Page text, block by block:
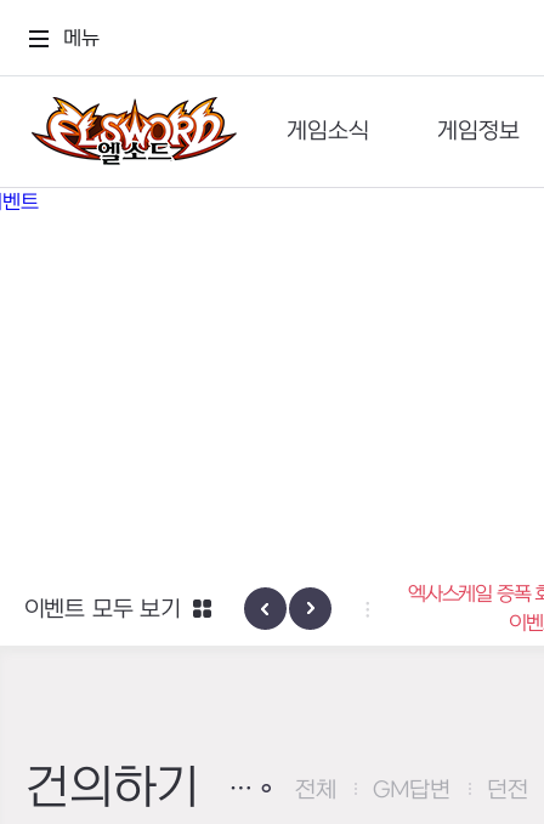
메뉴
게임소식
공지사항
게임정보
세계관
신규 지역 네블론
엑사스케일 증폭
이벤트
이벤트 모두 보기
건의하기 전체 GM답변 던전